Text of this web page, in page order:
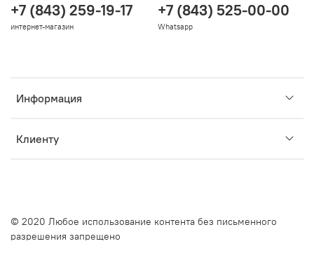
Информация
Клиенту
+7 (843) 259-19-17
интернет-магазин
+7 (843) 525-00-00
Whatsapp
© 2020 Любое использование контента без письменного
разрешения запрещено